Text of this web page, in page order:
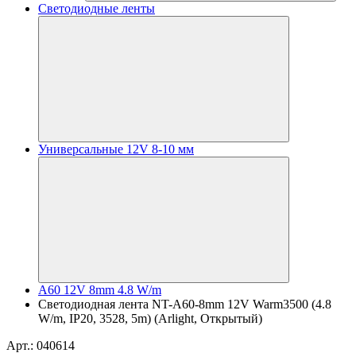
Светодиодные ленты
Универсальные 12V 8-10 мм
A60 12V 8mm 4.8 W/m
Светодиодная лента NT-A60-8mm 12V Warm3500 (4.8
W/m, IP20, 3528, 5m) (Arlight, Открытый)
Арт.: 040614